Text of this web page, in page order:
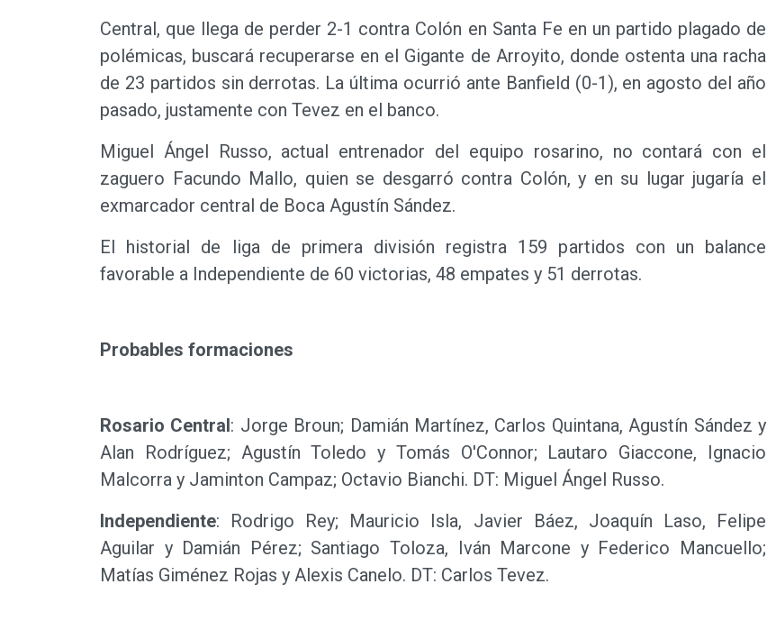
Central, que llega de perder 2-1 contra Colón en Santa Fe en un partido plagado de
polémicas, buscará recuperarse en el Gigante de Arroyito, donde ostenta una racha
de 23 partidos sin derrotas. La última ocurrió ante Banfield (0-1), en agosto del año
pasado, justamente con Tevez en el banco.
Miguel Ángel Russo, actual entrenador del equipo rosarino, no contará con el
zaguero Facundo Mallo, quien se desgarró contra Colón, y en su lugar jugaría el
exmarcador central de Boca Agustín Sández.
El historial de liga de primera división registra 159 partidos con un balance
favorable a Independiente de 60 victorias, 48 empates y 51 derrotas.
Probables formaciones
Rosario Central: Jorge Broun; Damián Martínez, Carlos Quintana, Agustín Sández y
Alan Rodríguez; Agustín Toledo y Tomás O'Connor; Lautaro Giaccone, Ignacio
Malcorra y Jaminton Campaz; Octavio Bianchi. DT: Miguel Ángel Russo.
Independiente: Rodrigo Rey; Mauricio Isla, Javier Báez, Joaquín Laso, Felipe
Aguilar y Damián Pérez; Santiago Toloza, Iván Marcone y Federico Mancuello;
Matías Giménez Rojas y Alexis Canelo. DT: Carlos Tevez.